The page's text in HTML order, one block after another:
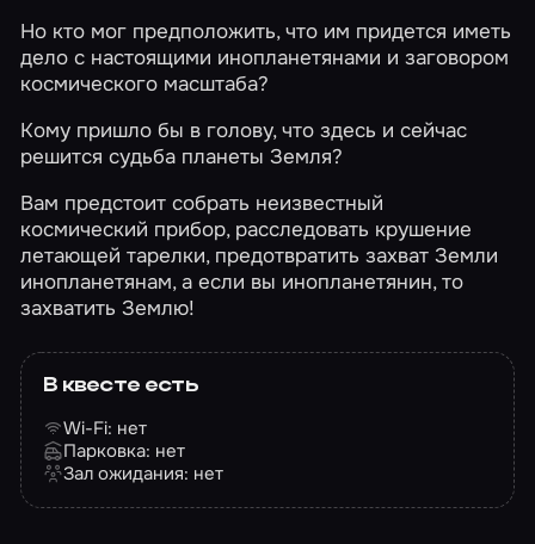
Но кто мог предположить, что им придется иметь
дело с настоящими инопланетянами и заговором
космического масштаба?
Кому пришло бы в голову, что здесь и сейчас
решится судьба планеты Земля?
Вам предстоит собрать неизвестный
космический прибор, расследовать крушение
летающей тарелки, предотвратить захват Земли
инопланетянам, а если вы инопланетянин, то
захватить Землю!
В квесте есть
Wi-Fi: нет
Парковка: нет
Зал ожидания: нет